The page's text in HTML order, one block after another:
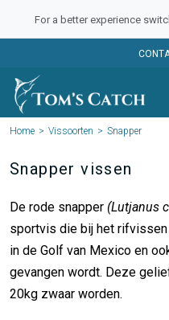
For a better experience
Home Vissoorten Snapper
Snapper vissen
De rode snapper (Lutjanus
sportvis die bij het
in de Golf van Mexico en
gevangen wordt. Deze
20kg zwaar worden.